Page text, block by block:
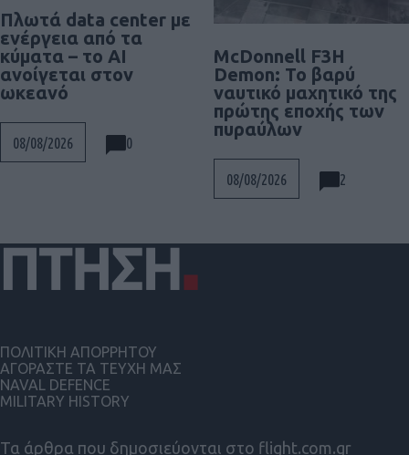
Πλωτά data center με
ενέργεια από τα
κύματα – το AI
ανοίγεται στον
ωκεανό
08/08/2026 0
McDonnell F3H
Demon: Το βαρύ
ναυτικό μαχητικό της
πρώτης εποχής των
πυραύλων
08/08/2026 2
Τα άρθρα που δημοσιεύονται στο flight.com.gr
ΠΟΛΙΤΙΚΗ ΑΠΟΡΡΗΤΟΥ
ΑΓΟΡΑΣΤΕ ΤΑ ΤΕΥΧΗ ΜΑΣ
NAVAL DEFENCE
MILITARY HISTORY